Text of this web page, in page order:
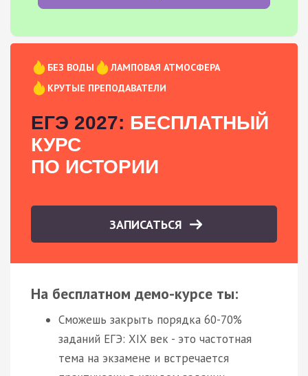
БЕЗ ВОДЫ
ЛАМПОВАЯ АТМОСФЕРА
КРУТЫЕ ПРЕПОДАВАТЕЛИ
ЕГЭ 2027: БЕСПЛАТНЫЙ
КУРС
ПО ИСТОРИИ
ЗАПИСАТЬСЯ
На бесплатном демо-курсе ты:
Сможешь закрыть порядка 60-70%
заданий ЕГЭ: XIX век - это частотная
тема на экзамене и встречается